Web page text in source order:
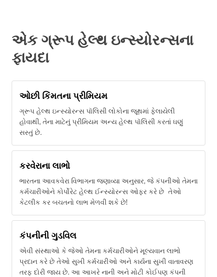
એક ગ્રૂપ હેલ્થ ઇન્સ્યોરન્સના
ફાયદા
ઓછી કિંમતના પ્રીમિયમ
ગ્રૂપ હેલ્થ ઇન્સ્યોરન્સ પૉલિસી લોકોના જૂથમાં ફેલાયેલી
હોવાથી, તેના માટેનું પ્રીમિયમ અન્ય હેલ્થ પૉલિસી કરતાં ઘણું
સસ્તું છે.
કરવેરાના લાભો
ભારતના આવકવેરા વિભાગના જણાવ્યા અનુસાર, જે કંપનીઓ તેમના
કર્મચારીઓને કોર્પોરેટ હેલ્થ ઈન્સ્યોરન્સ ઓફર કરે છે તેઓ
કેટલીક કર બચતનો લાભ મેળવી શકે છે!
કંપનીની ગુડવિલ
એવી સંસ્થાઓ કે જેઓ તેમના કર્મચારીઓને મૂલ્યવાન લાભો
પ્રદાન કરે છે તેઓ સુખી કર્મચારીઓ અને કાર્યના સુખી વાતાવરણ
તરફ દોરી જાય છે. આ આખરે નાની અને મોટી કોઈપણ કંપની